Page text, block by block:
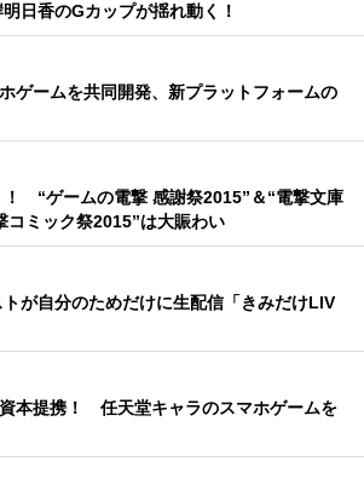
日香のGカップが揺れ動く！
ゲームを共同開発、新プラットフォームの
！ “ゲームの電撃 感謝祭2015”＆“電撃文庫
コミック祭2015”は大賑わい
が自分のためだけに生配信「きみだけLIV
本提携！ 任天堂キャラのスマホゲームを